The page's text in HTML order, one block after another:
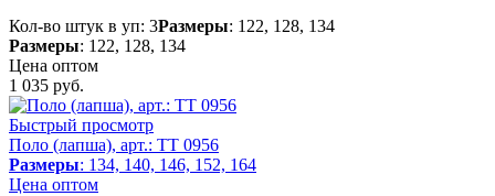
Кол-во штук в уп: 3Размеры: 122, 128, 134
Размеры: 122, 128, 134
Цена оптом
1 035 руб.
Быстрый просмотр
Поло (лапша), арт.: TT 0956
Размеры: 134, 140, 146, 152, 164
Цена оптом